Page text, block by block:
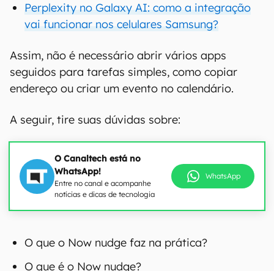
Perplexity no Galaxy AI: como a integração
vai funcionar nos celulares Samsung?
Assim, não é necessário abrir vários apps
seguidos para tarefas simples, como copiar
endereço ou criar um evento no calendário.
A seguir, tire suas dúvidas sobre:
O Canaltech está no
WhatsApp!
Entre no canal e acompanhe
notícias e dicas de tecnologia
WhatsApp
O que o Now nudge faz na prática?
O que é o Now nudge?